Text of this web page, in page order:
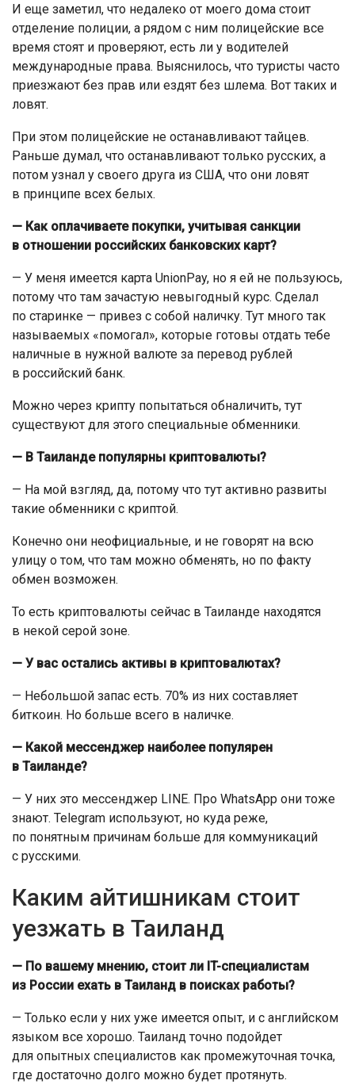
И еще заметил, что недалеко от моего дома стоит
отделение полиции, а рядом с ним полицейские все
время стоят и проверяют, есть ли у водителей
международные права. Выяснилось, что туристы часто
приезжают без прав или ездят без шлема. Вот таких и
ловят.
При этом полицейские не останавливают тайцев.
Раньше думал, что останавливают только русских, а
потом узнал у своего друга из США, что они ловят
в принципе всех белых.
— Как оплачиваете покупки, учитывая санкции
в отношении российских банковских карт?
— У меня имеется карта UnionPay, но я ей не пользуюсь,
потому что там зачастую невыгодный курс. Сделал
по старинке — привез с собой наличку. Тут много так
называемых «помогал», которые готовы отдать тебе
наличные в нужной валюте за перевод рублей
в российский банк.
Можно через крипту попытаться обналичить, тут
существуют для этого специальные обменники.
— В Таиланде популярны криптовалюты?
— На мой взгляд, да, потому что тут активно развиты
такие обменники с криптой.
Конечно они неофициальные, и не говорят на всю
улицу о том, что там можно обменять, но по факту
обмен возможен.
То есть криптовалюты сейчас в Таиланде находятся
в некой серой зоне.
— У вас остались активы в криптовалютах?
— Небольшой запас есть. 70% из них составляет
биткоин. Но больше всего в наличке.
— Какой мессенджер наиболее популярен
в Таиланде?
— У них это мессенджер LINE. Про WhatsApp они тоже
знают. Telegram используют, но куда реже,
по понятным причинам больше для коммуникаций
с русскими.
Каким айтишникам стоит
уезжать в Таиланд
— По вашему мнению, стоит ли IT-специалистам
из России ехать в Таиланд в поисках работы?
— Только если у них уже имеется опыт, и с английском
языком все хорошо. Таиланд точно подойдет
для опытных специалистов как промежуточная точка,
где достаточно долго можно будет протянуть.